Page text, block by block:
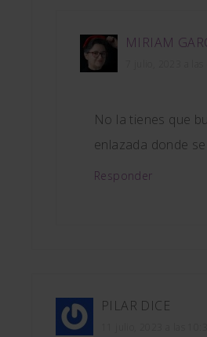
MIRIAM
No la tienes que
enlazada donde
Responder
PILAR DICE